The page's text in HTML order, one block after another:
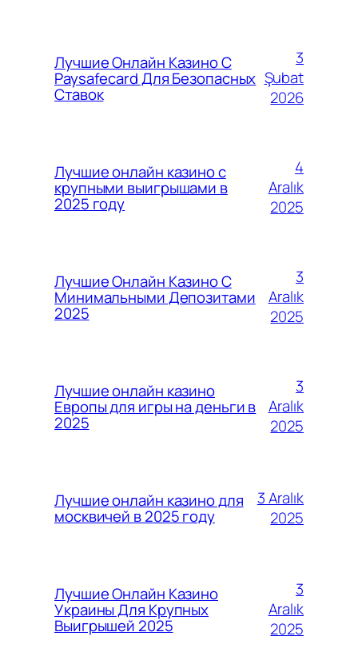
Лучшие Онлайн Казино С
Paysafecard Для Безопасных
Ставок
3
Şubat
2026
Лучшие онлайн казино с
крупными выигрышами в
2025 году
4
Aralık
2025
Лучшие Онлайн Казино С
Минимальными Депозитами
2025
3
Aralık
2025
Лучшие онлайн казино
Европы для игры на деньги в
2025
3
Aralık
2025
Лучшие онлайн казино для
москвичей в 2025 году
3 Aralık
2025
Лучшие Онлайн Казино
Украины Для Крупных
Выигрышей 2025
3
Aralık
2025